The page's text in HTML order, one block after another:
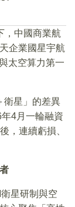
，中國商業航
企業國星宇航
太空算力第一
衛星」的差異
4月一輪融資
，連續虧損、
星研制與空